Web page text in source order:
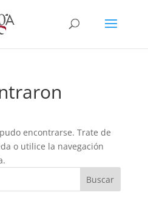
encontrarse. Trate de
o utilice la navegación